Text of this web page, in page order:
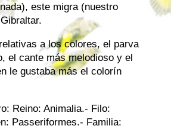
este migra (nuestro
a los colores, el parva
el cante más melodioso y el
le gustaba más el colorín
Reino: Animalia.- Filo:
Passeriformes.- Familia: